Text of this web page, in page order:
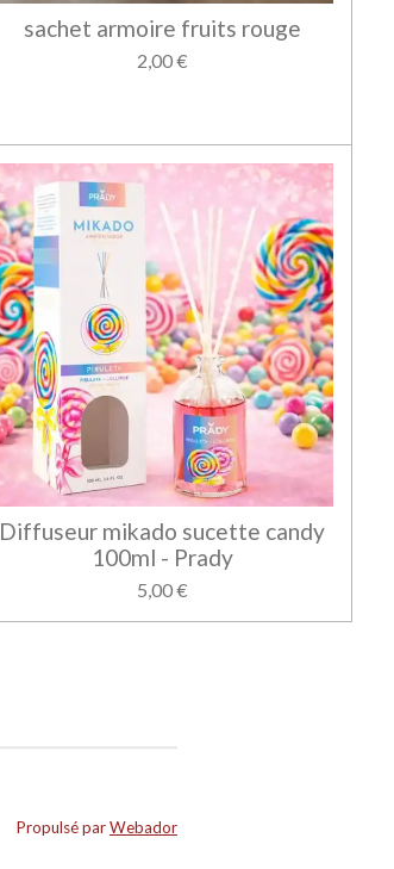
sachet armoire fruits rouge
2,00 €
Diffuseur mikado sucette candy
100ml - Prady
5,00 €
Propulsé parWebador